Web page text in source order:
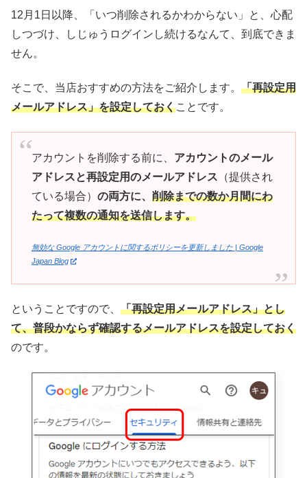
12月1日以降、「いつ削除されるかわからない」と、心配
しつづけ、しじゅうログインし続けるなんて、到底できま
せん。
そこで、当店おすすめの方法をご紹介します。 「再設定用
メールアドレス」を設定しておくことです。
アカウントを削除する前に、 アカウントのメール
アドレスと再設定用のメールアドレス （提供され
ている場合） の両方に、 削除までの数か月間にわ
たって複数の通知を送信します。
無効な Google アカウントに関するポリシーを更新しました | Google
Japan Blog
ということですので、 「再設定用メールアドレス」とし
て、普段かならず確認するメールアドレスを設定しておく
のです。